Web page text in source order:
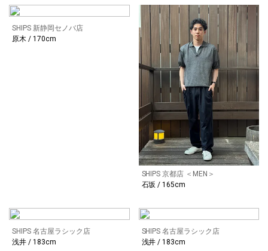
SHIPS 新静岡セノバ店
原木 / 170cm
SHIPS 京都店 ＜MEN＞
石坂 / 165cm
SHIPS 名古屋ラシック店
浅井 / 183cm
SHIPS 名古屋ラシック店
浅井 / 183cm